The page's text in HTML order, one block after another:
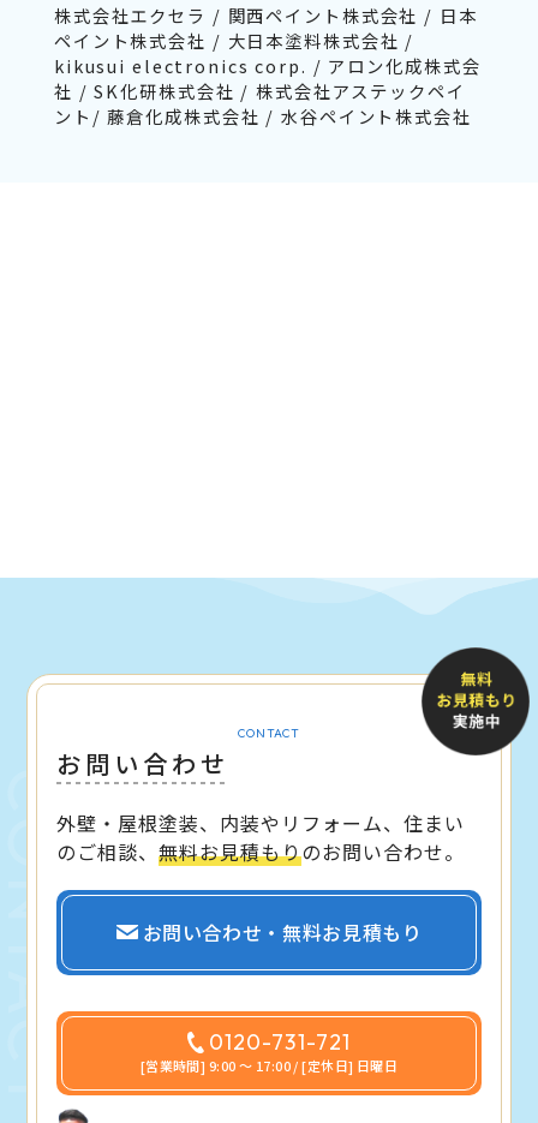
株式会社エクセラ / 関西ペイント株式会社 / 日本
ペイント株式会社 / 大日本塗料株式会社 /
kikusui electronics corp. / アロン化成株式会
社 / SK化研株式会社 / 株式会社アステックペイ
ント/ 藤倉化成株式会社 / 水谷ペイント株式会社
CONTACT
お問い合わせ
外壁・屋根塗装、内装やリフォーム、住まい
のご相談、無料お見積もりのお問い合わせ。
お問い合わせ・無料お見積もり
0120-731-721
[営業時間] 9:00 〜 17:00 / [定休日] 日曜日